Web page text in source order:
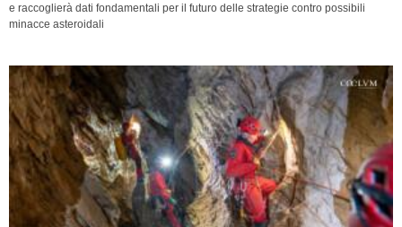
e raccoglierà dati fondamentali per il futuro delle strategie contro possibili
minacce asteroidali